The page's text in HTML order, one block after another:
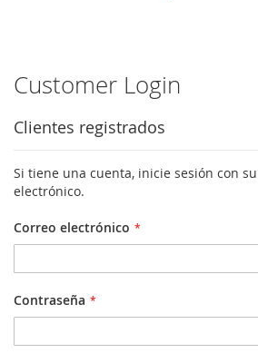
Customer Login
Clientes registrados
Si tiene una cuenta, inicie sesión con
electrónico.
Correo electrónico
Contraseña